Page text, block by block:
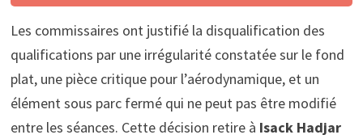
Les commissaires ont justifié la disqualification des
qualifications par une irrégularité constatée sur le fond
plat, une pièce critique pour l’aérodynamique, et un
élément sous parc fermé qui ne peut pas être modifié
entre les séances. Cette décision retire à Isack Hadjar